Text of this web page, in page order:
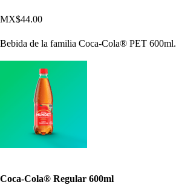
MX$44.00
Bebida de la familia Coca-Cola® PET 600ml.
Coca-Cola® Regular 600ml